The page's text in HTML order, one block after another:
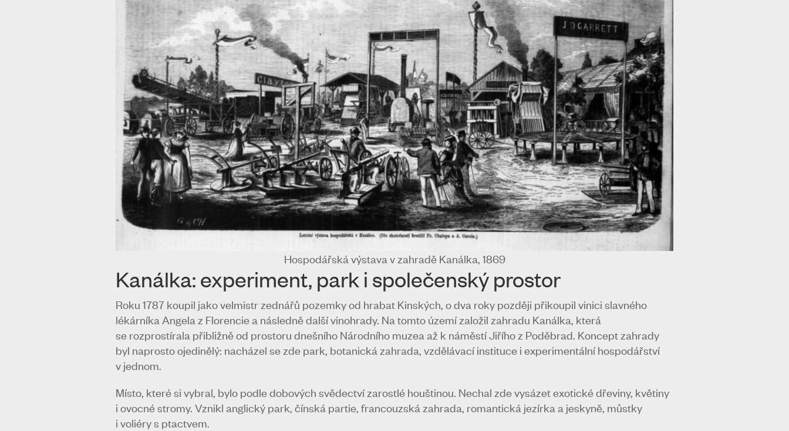
Hospodářská výstava v zahradě Kanálka, 1869
Kanálka: experiment, park i společenský prostor
Roku 1787 koupil jako velmistr zednářů pozemky od hrabat Kinských, o dva roky později přikoupil vinici slavného
lékárníka Angela z Florencie a následně další vinohrady. Na tomto území založil zahradu Kanálka, která
se rozprostírala přibližně od prostoru dnešního Národního muzea až k náměstí Jiřího z Poděbrad. Koncept zahrady
byl naprosto ojedinělý: nacházel se zde park, botanická zahrada, vzdělávací instituce i experimentální hospodářství
v jednom.
Místo, které si vybral, bylo podle dobových svědectví zarostlé houštinou. Nechal zde vysázet exotické dřeviny, květiny
i ovocné stromy. Vznikl anglický park, čínská partie, francouzská zahrada, romantická jezírka a jeskyně, můstky
i voliéry s ptactvem.